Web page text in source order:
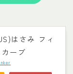
はさみ フィ
ーブ